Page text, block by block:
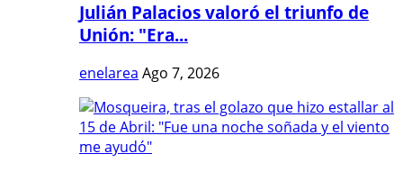
Julián Palacios valoró el triunfo de
Unión: "Era...
enelarea Ago 7, 2026